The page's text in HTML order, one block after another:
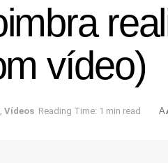
vídeo)
, Vídeos Reading Time: 1 min read A